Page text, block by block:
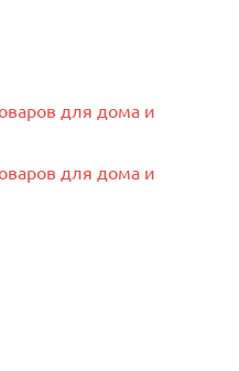
для дома и
для дома и